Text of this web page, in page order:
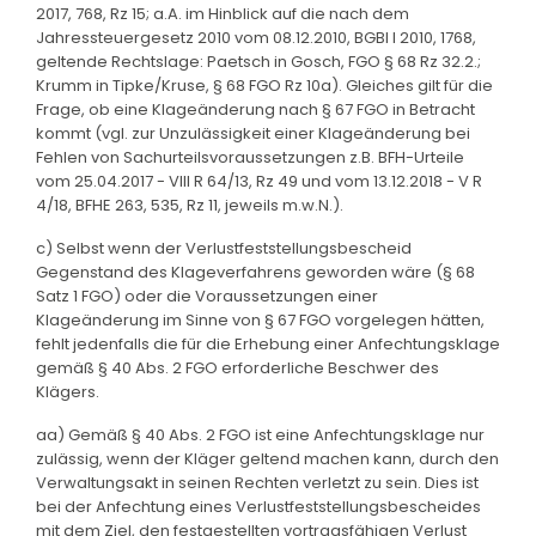
2017, 768, Rz 15; a.A. im Hinblick auf die nach dem
Jahressteuergesetz 2010 vom 08.12.2010, BGBl I 2010, 1768,
geltende Rechtslage: Paetsch in Gosch, FGO § 68 Rz 32.2.;
Krumm in Tipke/Kruse, § 68 FGO Rz 10a). Gleiches gilt für die
Frage, ob eine Klageänderung nach § 67 FGO in Betracht
kommt (vgl. zur Unzulässigkeit einer Klageänderung bei
Fehlen von Sachurteilsvoraussetzungen z.B. BFH-Urteile
vom 25.04.2017 - VIII R 64/13, Rz 49 und vom 13.12.2018 - V R
4/18, BFHE 263, 535, Rz 11, jeweils m.w.N.).
c) Selbst wenn der Verlustfeststellungsbescheid
Gegenstand des Klageverfahrens geworden wäre (§ 68
Satz 1 FGO) oder die Voraussetzungen einer
Klageänderung im Sinne von § 67 FGO vorgelegen hätten,
fehlt jedenfalls die für die Erhebung einer Anfechtungsklage
gemäß § 40 Abs. 2 FGO erforderliche Beschwer des
Klägers.
aa) Gemäß § 40 Abs. 2 FGO ist eine Anfechtungsklage nur
zulässig, wenn der Kläger geltend machen kann, durch den
Verwaltungsakt in seinen Rechten verletzt zu sein. Dies ist
bei der Anfechtung eines Verlustfeststellungsbescheides
mit dem Ziel, den festgestellten vortragsfähigen Verlust